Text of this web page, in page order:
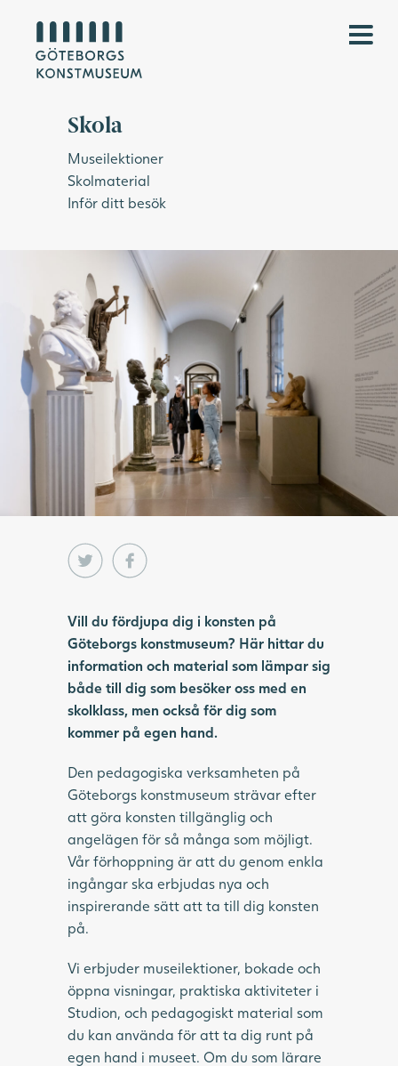
Skola
Museilektioner
Skolmaterial
Inför ditt besök
Vill du fördjupa dig i konsten på
Göteborgs konstmuseum? Här hittar du
information och material som lämpar sig
både till dig som besöker oss med en
skolklass, men också för dig som
kommer på egen hand.
Den pedagogiska verksamheten på
Göteborgs konstmuseum strävar efter
att göra konsten tillgänglig och
angelägen för så många som möjligt.
Vår förhoppning är att du genom enkla
ingångar ska erbjudas nya och
inspirerande sätt att ta till dig konsten
på.
Vi erbjuder museilektioner, bokade och
öppna visningar, praktiska aktiviteter i
Studion, och pedagogiskt material som
du kan använda för att ta dig runt på
egen hand i museet. Om du som lärare